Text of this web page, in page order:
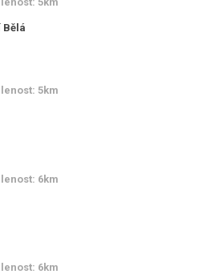
Bělá
5km
6km
6km